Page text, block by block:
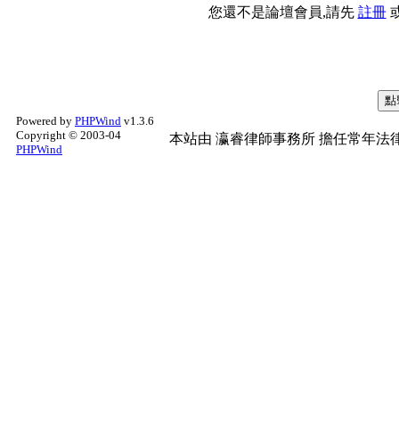
您還不是論壇會員,請先 註冊
Powered by PHPWind v1.3.6
Copyright © 2003-04
PHPWind
本站由 瀛睿律師事務所 擔任常年法